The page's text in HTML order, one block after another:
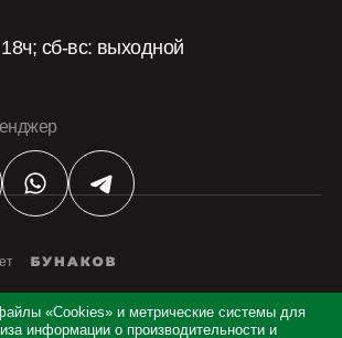
сб-вс: выходной
«Cookies» и метрические системы для
информации о производительности и